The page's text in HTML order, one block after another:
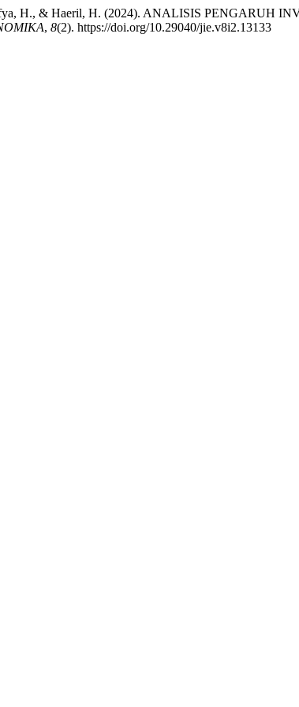
H., & Haeril, H. (2024). ANALISIS
, 8(2). https://doi.org/10.29040/jie.v8i2.13133